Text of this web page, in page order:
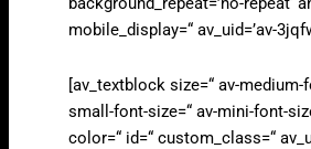
mobile_display=“ av_uid=’av-
[av_textblock size=“ av-medium-
small-font-size=“ av-mini-font-
color=“ id=“ custom_class=“